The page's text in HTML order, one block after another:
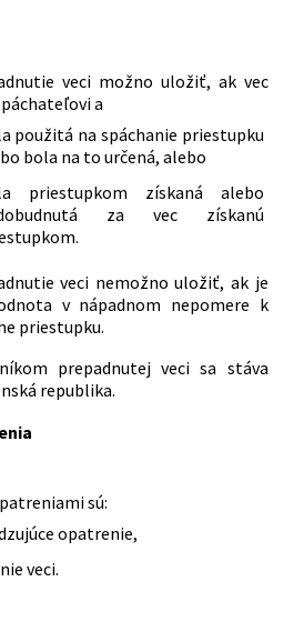
úsekov pozemných
o organizovaní verejných
podujatí a o zmene a
niektorých zákonov
ktorým sa mení a dopĺňa zákon
verejného zdravia a o zmene a
niektorých zákonov v znení
predpisov a o zmene a
niektorých zákonov
o pohľadávkach štátu a o zmene
niektorých zákonov
ustanovuje zoznam látok s
alebo iným hormonálnym
a ktorým sa menia a dopĺňajú
zákony
8/2009 Z. z. o cestnej premávke a o
a doplnení niektorých zákonov
neskorších predpisov a ktorým
mení a dopĺňa zákon Slovenskej
veci možno uložiť, ak vec
a
použitá na spáchanie priestupku
bola na to určená, alebo
priestupkom získaná alebo
za vec získanú
veci nemožno uložiť, ak je
v nápadnom nepomere k
priestupku.
prepadnutej veci sa stáva
republika.
sú:
opatrenie,
veci.